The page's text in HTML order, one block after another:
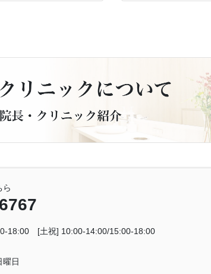
ら
18:00 [土祝] 10:00-14:00/15:00-18:00
曜日